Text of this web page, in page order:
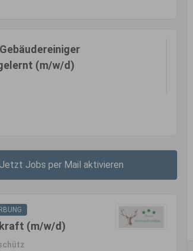
(m/w/d)
Jetzt Jobs per Mail aktivieren
(m/w/d)